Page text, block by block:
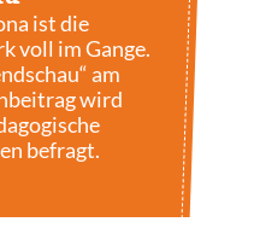
ist die
voll im Gange.
am
wird
befragt.